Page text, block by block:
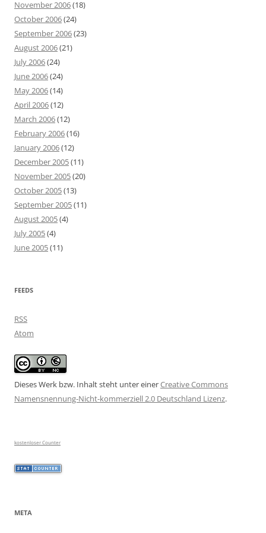
November 2006(18)
October 2006(24)
September 2006(23)
August 2006(21)
July 2006(24)
June 2006(24)
May 2006(14)
April 2006(12)
March 2006(12)
February 2006(16)
January 2006(12)
December 2005(11)
November 2005(20)
October 2005(13)
September 2005(11)
August 2005(4)
July 2005(4)
June 2005(11)
FEEDS
RSS
Atom
Dieses Werk bzw. Inhalt steht unter einerCreative Commons
Namensnennung-Nicht-kommerziell 2.0 Deutschland Lizenz.
kostenloser Counter
META